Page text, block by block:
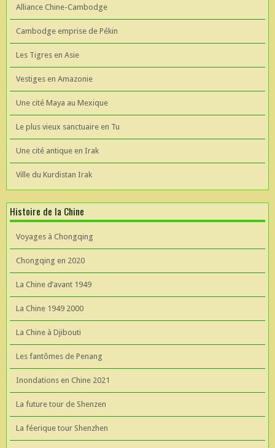
Alliance Chine-Cambodge
Cambodge emprise de Pékin
Les Tigres en Asie
Vestiges en Amazonie
Une cité Maya au Mexique
Le plus vieux sanctuaire en Tu
Une cité antique en Irak
Ville du Kurdistan Irak
Histoire de la Chine
Voyages à Chongqing
Chongqing en 2020
La Chine d’avant 1949
La Chine 1949 2000
La Chine à Djibouti
Les fantômes de Penang
Inondations en Chine 2021
La future tour de Shenzen
La féerique tour Shenzhen